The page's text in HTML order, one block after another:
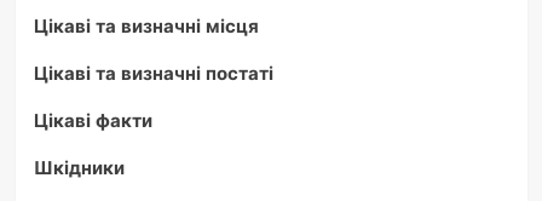
Цікаві та визначні місця
Цікаві та визначні постаті
Цікаві факти
Шкідники